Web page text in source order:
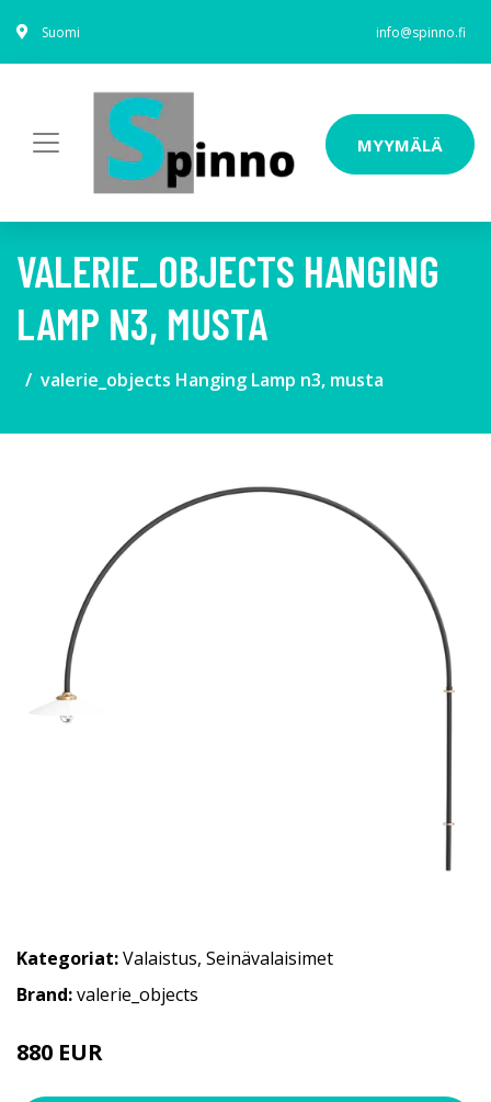
Suomi info@spinno.fi
MYYMÄLÄ
VALERIE_OBJECTS HANGING
LAMP N3, MUSTA
valerie_objects Hanging Lamp n3, musta
Kategoriat:Valaistus, Seinävalaisimet
Brand:valerie_objects
880 EUR